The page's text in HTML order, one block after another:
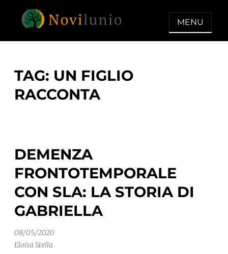
NOVILUNIO
Un aiuto con concreto dopo la
MENU
TAG: UN FIGLIO
RACCONTA
DEMENZA
FRONTOTEMPORALE
CON SLA: LA STORIA DI
GABRIELLA
08/05/2020
Eloisa Stella